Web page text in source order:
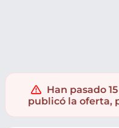
Han pasado
publicó la oferta,